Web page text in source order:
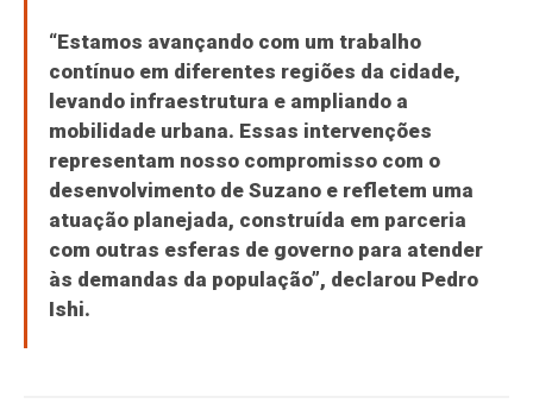
“Estamos avançando com um trabalho
contínuo em diferentes regiões da cidade,
levando infraestrutura e ampliando a
mobilidade urbana. Essas intervenções
representam nosso compromisso com o
desenvolvimento de Suzano e refletem uma
atuação planejada, construída em parceria
com outras esferas de governo para atender
às demandas da população”, declarou Pedro
Ishi.